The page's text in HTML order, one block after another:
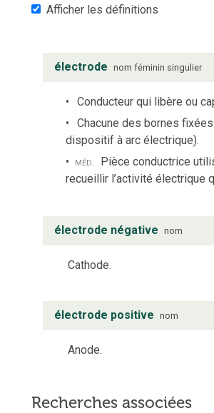
Afficher les définitions
électrode nom féminin singulier
Conducteur qui libère ou
Chacune des bornes
dispositif à arc électrique).
méd. Pièce conductrice
recueillir l’activité électrique
électrode négative nom
Cathode.
électrode positive nom
Anode.
Recherches associées